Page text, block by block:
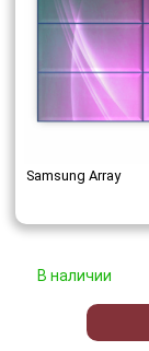
Samsung Array
В наличии